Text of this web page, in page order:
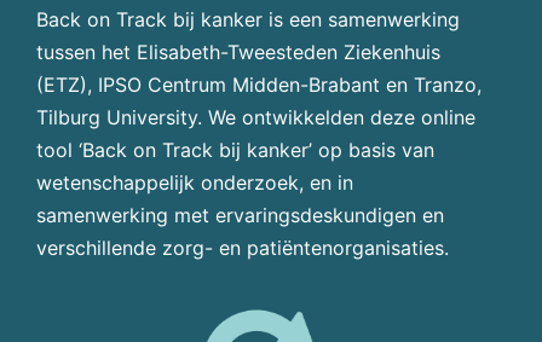
Back on Track bij kanker is een samenwerking
tussen het Elisabeth-Tweesteden Ziekenhuis
(ETZ), IPSO Centrum Midden-Brabant en Tranzo,
Tilburg University. We ontwikkelden deze online
tool ‘Back on Track bij kanker’ op basis van
wetenschappelijk onderzoek, en in
samenwerking met ervaringsdeskundigen en
verschillende zorg- en patiëntenorganisaties.